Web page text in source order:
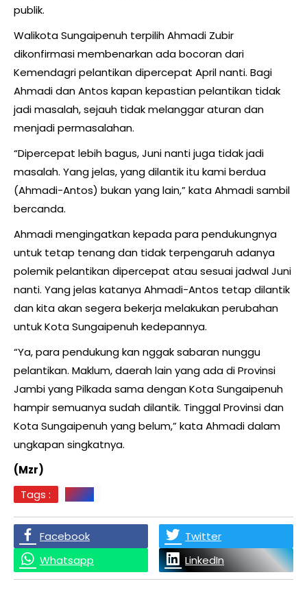
publik.
Walikota Sungaipenuh terpilih Ahmadi Zubir
dikonfirmasi membenarkan ada bocoran dari
Kemendagri pelantikan dipercepat April nanti. Bagi
Ahmadi dan Antos kapan kepastian pelantikan tidak
jadi masalah, sejauh tidak melanggar aturan dan
menjadi permasalahan.
“Dipercepat lebih bagus, Juni nanti juga tidak jadi
masalah. Yang jelas, yang dilantik itu kami berdua
(Ahmadi-Antos) bukan yang lain,” kata Ahmadi sambil
bercanda.
Ahmadi mengingatkan kepada para pendukungnya
untuk tetap tenang dan tidak terpengaruh adanya
polemik pelantikan dipercepat atau sesuai jadwal Juni
nanti. Yang jelas katanya Ahmadi-Antos tetap dilantik
dan kita akan segera bekerja melakukan perubahan
untuk Kota Sungaipenuh kedepannya.
“Ya, para pendukung kan nggak sabaran nunggu
pelantikan. Maklum, daerah lain yang ada di Provinsi
Jambi yang Pilkada sama dengan Kota Sungaipenuh
hampir semuanya sudah dilantik. Tinggal Provinsi dan
Kota Sungaipenuh yang belum,” kata Ahmadi dalam
ungkapan singkatnya.
(Mzr)
Tags :
JAMBI
Facebook
Twitter
Whatsapp
LinkedIn